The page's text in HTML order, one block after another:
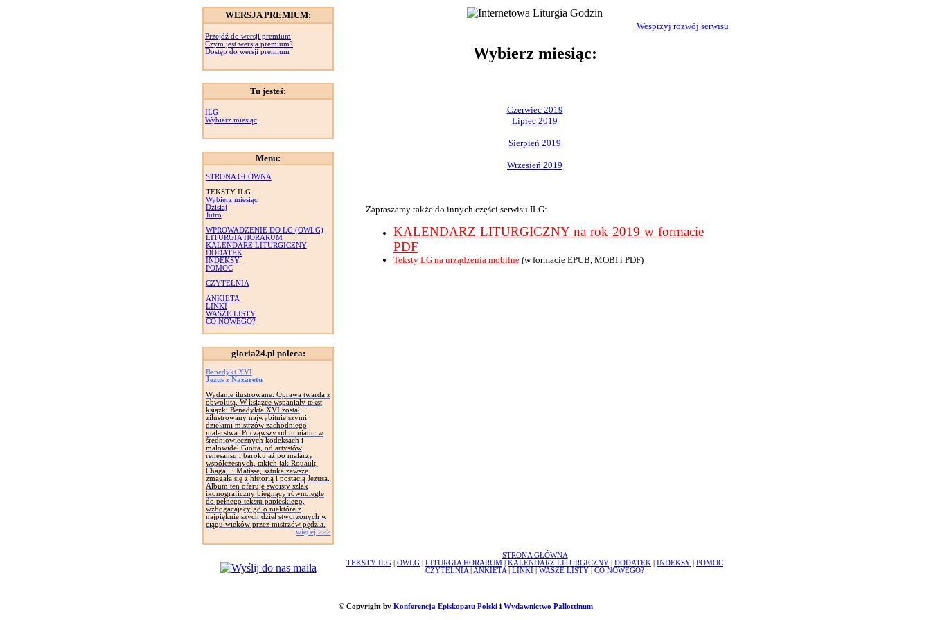
WERSJA PREMIUM:
Przejdź do wersji premium
Czym jest wersja premium?
Dostęp do wersji premium
Tu jesteś:
ILG
Wybierz miesiąc
Menu:
STRONA GŁÓWNA
TEKSTY ILG
Wybierz miesiąc
Dzisiaj
Jutro
WPROWADZENIE DO LG (OWLG)
LITURGIA HORARUM
KALENDARZ LITURGICZNY
DODATEK
INDEKSY
POMOC
CZYTELNIA
ANKIETA
LINKI
WASZE LISTY
CO NOWEGO?
gloria24.pl poleca:
Benedykt XVI
Jezus z Nazaretu
Wydanie ilustrowane. Oprawa twarda z
obwolutą. W książce wspaniały tekst
książki Benedykta XVI został
zilustrowany najwybitniejszymi
dziełami mistrzów zachodniego
malarstwa. Począwszy od miniatur w
średniowiecznych kodeksach i
malowideł Giotta, od artystów
renesansu i baroku aż po malarzy
współczesnych, takich jak Rouault,
Chagall i Matisse, sztuka zawsze
zmagała się z historią i postacią Jezusa.
Album ten oferuje swoisty szlak
ikonograficzny biegnący równolegle
do pełnego tekstu papieskiego,
wzbogacający go o niektóre z
najpiękniejszych dzieł stworzonych w
ciągu wieków przez mistrzów pędzla.
więcej >>>
Wesprzyj rozwój serwisu
Wybierz miesiąc:
Czerwiec 2019
Lipiec 2019
Sierpień 2019
Wrzesień 2019
Zapraszamy także do innych części serwisu ILG:
KALENDARZ LITURGICZNY na rok 2019 w formacie
PDF
Teksty LG na urządzenia mobilne (w formacie EPUB, MOBI i PDF)
STRONA GŁÓWNA
TEKSTY ILG
OWLG LITURGIA HORARUM KALENDARZ LITURGICZNY DODATEK INDEKSY
POMOC
CZYTELNIA
ANKIETA LINKI WASZE LISTY CO NOWEGO?
© Copyright by Konferencja Episkopatu Polskii Wydawnictwo Pallottinum